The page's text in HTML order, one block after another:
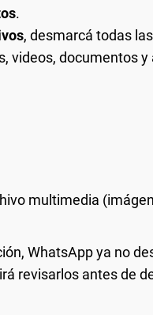
.
, desmarcá todas
videos, documentos y
multimedia
WhatsApp ya no
revisarlos antes de